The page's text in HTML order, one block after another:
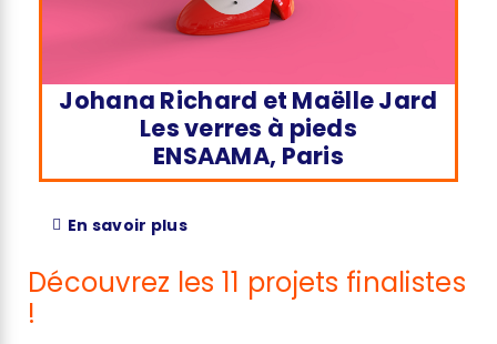
Johana Richard et Maëlle Jard
Les verres à pieds
ENSAAMA, Paris
En savoir plus
Découvrez les 11 projets finalistes
!